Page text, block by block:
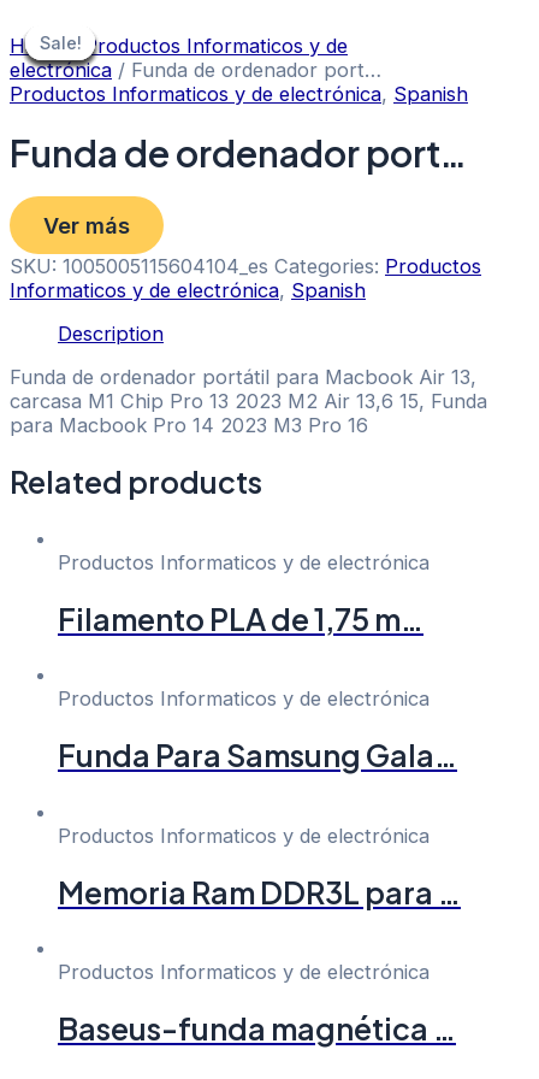
to
content
Sale!
Home/ Productos Informaticos y de
electrónica / Funda de ordenador port…
Productos Informaticos y de electrónica, Spanish
Funda de ordenador port…
Ver más
SKU: 1005005115604104_es Categories: Productos
Informaticos y de electrónica, Spanish
Description
Funda de ordenador portátil para Macbook Air 13,
carcasa M1 Chip Pro 13 2023 M2 Air 13,6 15, Funda
para Macbook Pro 14 2023 M3 Pro 16
Related products
Sale!
Sale!
Productos Informaticos y de electrónica
Filamento PLA de 1,75 m…
Sale!
Sale!
Productos Informaticos y de electrónica
Funda Para Samsung Gala…
Sale!
Sale!
Productos Informaticos y de electrónica
Memoria Ram DDR3L para …
Sale!
Sale!
Productos Informaticos y de electrónica
Baseus-funda magnética …